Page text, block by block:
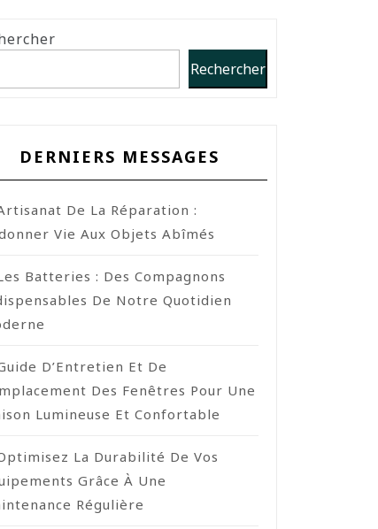
Rechercher
DERNIERS MESSAGES
De La Réparation :
Vie Aux Objets Abîmés
Batteries : Des Compagnons
De Notre Quotidien
D’Entretien Et De
Des Fenêtres Pour Une
Lumineuse Et Confortable
La Durabilité De Vos
Grâce À Une
Régulière